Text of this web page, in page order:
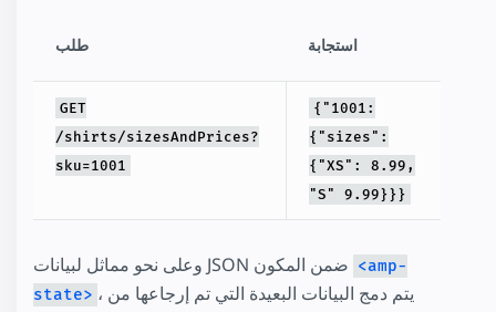
طلب استجابة
GET
/shirts/sizesAndPrices?
sku=1001
{"1001:
{"sizes":
{"XS": 8.99,
"S" 9.99}}}
<amp-
state> ، يتم دمج البيانات البعيدة التي تم إرجاعها من